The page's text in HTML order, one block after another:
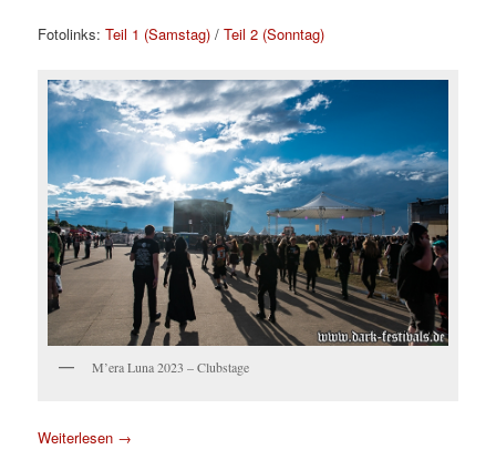
Fotolinks:Teil 1 (Samstag) /Teil 2 (Sonntag)
M’era Luna 2023 – Clubstage
Weiterlesen →